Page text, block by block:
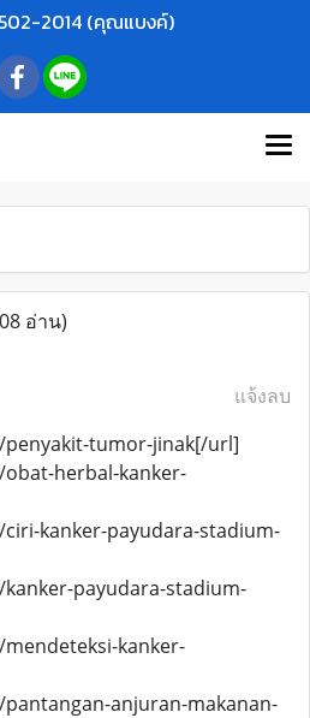
2014 (คุณแบงค์)
อ่าน)
แจ้งลบ
tumor-jinak[/url]
herbal-kanker-
kanker-payudara-stadium-
payudara-stadium-
kanker-
anjuran-makanan-